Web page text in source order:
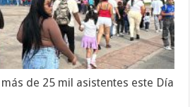
de 25 mil asistentes este Día